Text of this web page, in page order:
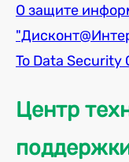
О защите
To Data Security
Центр